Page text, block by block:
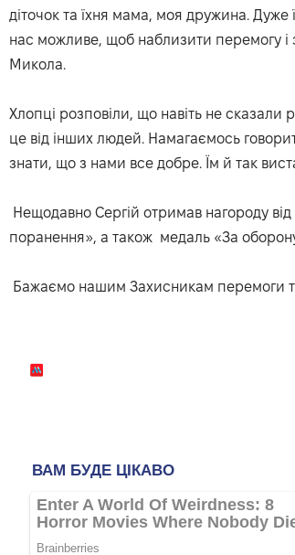
діточок та їхня мама, моя дружина. Дуже
нас можливе, щоб наблизити перемогу і
Микола.
Хлопці розповіли, що навіть не
це від інших людей. Намагаємось
знати, що з нами все добре. Їм й так
Нещодавно Сергій отримав нагороду
поранення», а також медаль «За
Бажаємо нашим Захисникам перемоги